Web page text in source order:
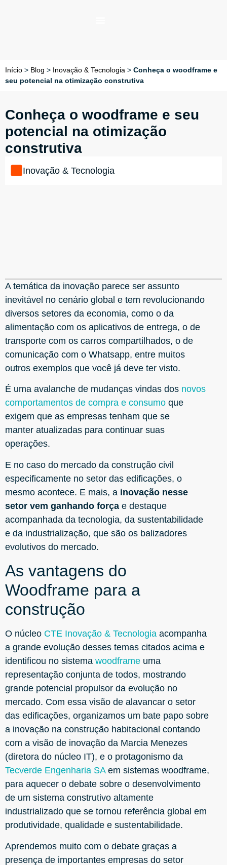
Início > Blog > Inovação & Tecnologia > Conheça o woodframe e
seu potencial na otimização construtiva
Conheça o woodframe e seu
potencial na otimização
construtiva
Inovação & Tecnologia
A temática da inovação parece ser assunto
inevitável no cenário global e tem revolucionando
diversos setores da economia, como o da
alimentação com os aplicativos de entrega, o de
transporte com os carros compartilhados, o de
comunicação com o Whatsapp, entre muitos
outros exemplos que você já deve ter visto.
É uma avalanche de mudanças vindas dos novos
comportamentos de compra e consumo que
exigem que as empresas tenham que se
manter atualizadas para continuar suas
operações.
E no caso do mercado da construção civil
especificamente no setor das edificações, o
mesmo acontece. E mais, a inovação nesse
setor vem ganhando força e destaque
acompanhada da tecnologia, da sustentabilidade
e da industrialização, que são os balizadores
evolutivos do mercado.
As vantagens do
Woodframe para a
construção
O núcleo CTE Inovação & Tecnologia acompanha
a grande evolução desses temas citados acima e
identificou no sistema woodframe uma
representação conjunta de todos, mostrando
grande potencial propulsor da evolução no
mercado. Com essa visão de alavancar o setor
das edificações, organizamos um bate papo sobre
a inovação na construção habitacional contando
com a visão de inovação da Marcia Menezes
(diretora do núcleo IT), e o protagonismo da
Tecverde Engenharia SAem sistemas woodframe,
para aquecer o debate sobre o desenvolvimento
de um sistema construtivo altamente
industrializado que se tornou referência global em
produtividade, qualidade e sustentabilidade.
Aprendemos muito com o debate graças a
presença de importantes empresas do setor